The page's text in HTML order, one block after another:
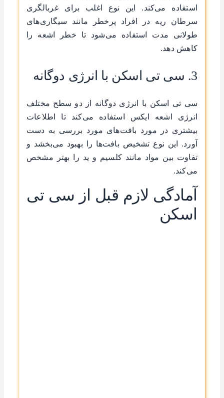
استفاده می‌کند. این نوع اغلب برای غربالگری
سرطان ریه در افراد پرخطر مانند سیگاری‌های
طولانی مدت استفاده می‌شود تا خطر اشعه را
کاهش دهد.
3. سی تی اسکن با انرژی دوگانه
سی تی اسکن با انرژی دوگانه از دو سطح مختلف
انرژی اشعه ایکس استفاده می‌کند تا اطلاعات
بیشتری در مورد بافت‌های مورد بررسی به دست
آورد. این نوع تشخیص بافت‌ها را بهبود می‌بخشد و
تفاوت بین مواد مانند کلسیم و ید را بهتر مشخص
می‌کند.
آمادگی لازم قبل از سی تی
اسکن